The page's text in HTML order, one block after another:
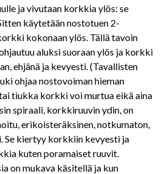
ja vivutaan korkkia ylös: se
käytetään nostotuen 2-
kokonaan ylös. Tällä tavoin
aluksi suoraan ylös ja korkki
ehjänä ja kevyesti. (Tavallisten
ohjaa nostovoiman hieman
tiukka korkki voi murtua eikä aina
spiraali, korkkiruuvin ydin, on
erikoisteräksinen, notkumaton,
Se kiertyy korkkiin kevyesti ja
kuten poramaiset ruuvit.
on mukava käsitellä ja kun